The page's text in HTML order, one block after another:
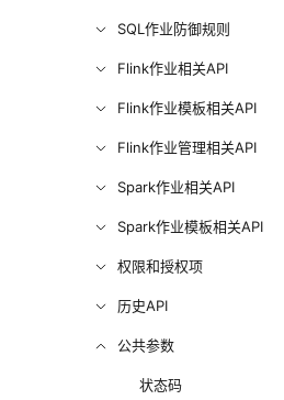
SQL作业防御规则
Flink作业相关API
Flink作业模板相关API
Flink作业管理相关API
Spark作业相关API
Spark作业模板相关API
权限和授权项
历史API
公共参数
状态码